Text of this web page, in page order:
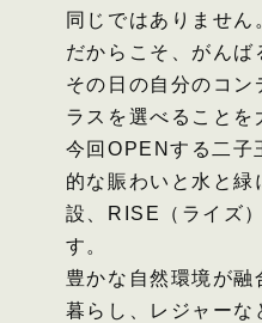
同じではありません
だからこそ、がんば
その日の自分のコン
ラスを選べることを
今回OPENする二子
的な賑わいと水と
設、RISE（ライズ
す。
豊かな自然環境が融
暮らし、レジャーな